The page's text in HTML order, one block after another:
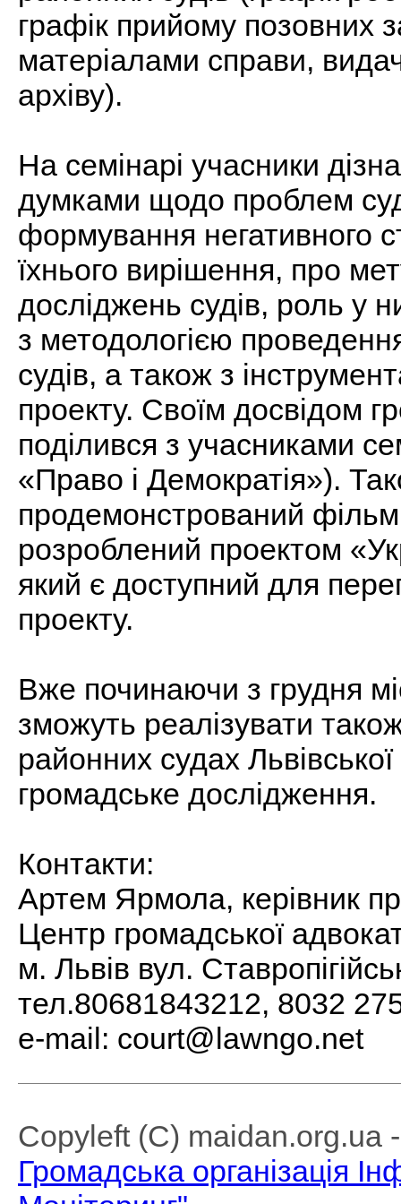
графік прийому позовних
матеріалами справи,
архіву).
На семінарі учасники
думками щодо проблем
формування негативного
їхнього вирішення, про
досліджень судів, роль у
з методологією
судів, а також з
проекту. Своїм досвідом
поділився з учасниками
«Право і Демократія»).
продемонстрований
розроблений проектом
який є доступний для
проекту.
Вже починаючи з грудня
зможуть реалізувати
районних судах
громадське дослідження.
Контакти:
Артем Ярмола, керівник
Центр громадської
м. Львів вул.
тел.80681843212, 8032
e-mail: court@lawngo.net
Copyleft (C) maidan.org.ua
Громадська організація